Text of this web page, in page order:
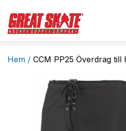
Hem / CCM PP25 Överdrag